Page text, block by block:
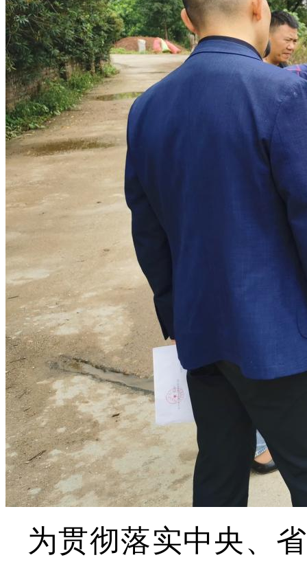
为贯彻落实中央、